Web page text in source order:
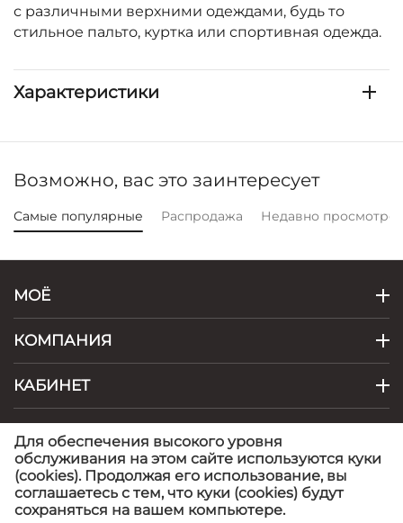
с различными верхними одеждами, будь то
стильное пальто, куртка или спортивная одежда.
Характеристики
Возможно, вас это заинтересует
Самые популярные Распродажа Недавно
МОЁ
КОМПАНИЯ
КАБИНЕТ
КОНТАКТЫ
© 1999 - 2026 Artel - фабрика детской одежды.
Artel
Для обеспечения высокого уровня
обслуживания на этом сайте используются куки
(cookies). Продолжая его использование, вы
соглашаетесь с тем, что куки (cookies) будут
сохраняться на вашем компьютере.